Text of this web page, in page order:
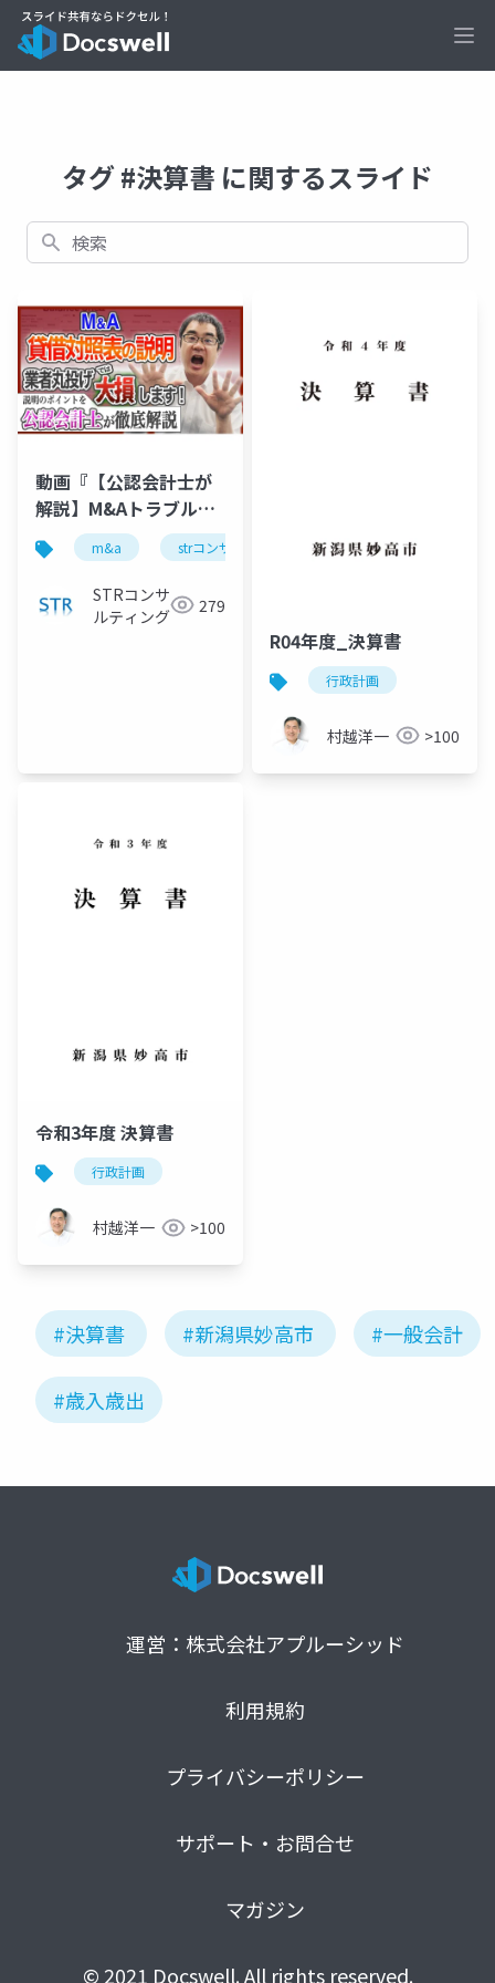
タグ #決算書 に関するスライド
検索
動画『【公認会計士が
解説】M&Aトラブルを
防ぐ貸借対照表の説明
ポイント｜業者任せだ
と大損します！』で投
影した資料
m&a strコンサルティング 公認会計士
STRコンサ
ルティング
279
R04年度_決算書
行政計画
村越洋一 >100
令和3年度 決算書
行政計画
村越洋一 >100
#決算書 #新潟県妙高市 #一般会計
#歳入歳出
運営：株式会社アプルーシッド
利用規約
プライバシーポリシー
サポート・お問合せ
マガジン
© 2021 Docswell. All rights reserved.